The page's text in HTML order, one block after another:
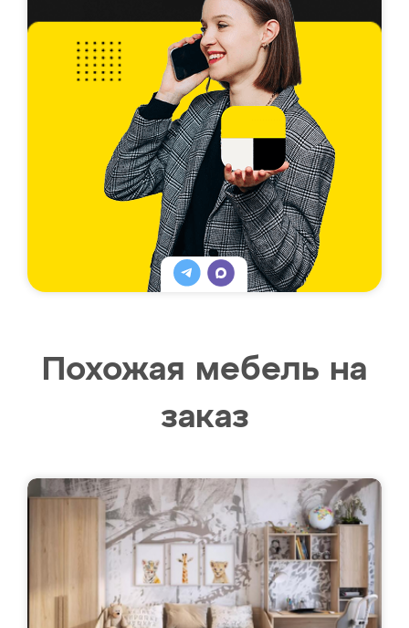
Похожая мебель на
заказ